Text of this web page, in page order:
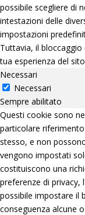
possibile scegliere di
intestazioni delle
impostazioni
Tuttavia, il
tua esperienza del
Necessari
Necessari
Sempre abilitato
Questi cookie sono
particolare
stesso, e non
vengono impostati
costituiscono una
preferenze di privacy,
possibile impostare il
conseguenza alcune